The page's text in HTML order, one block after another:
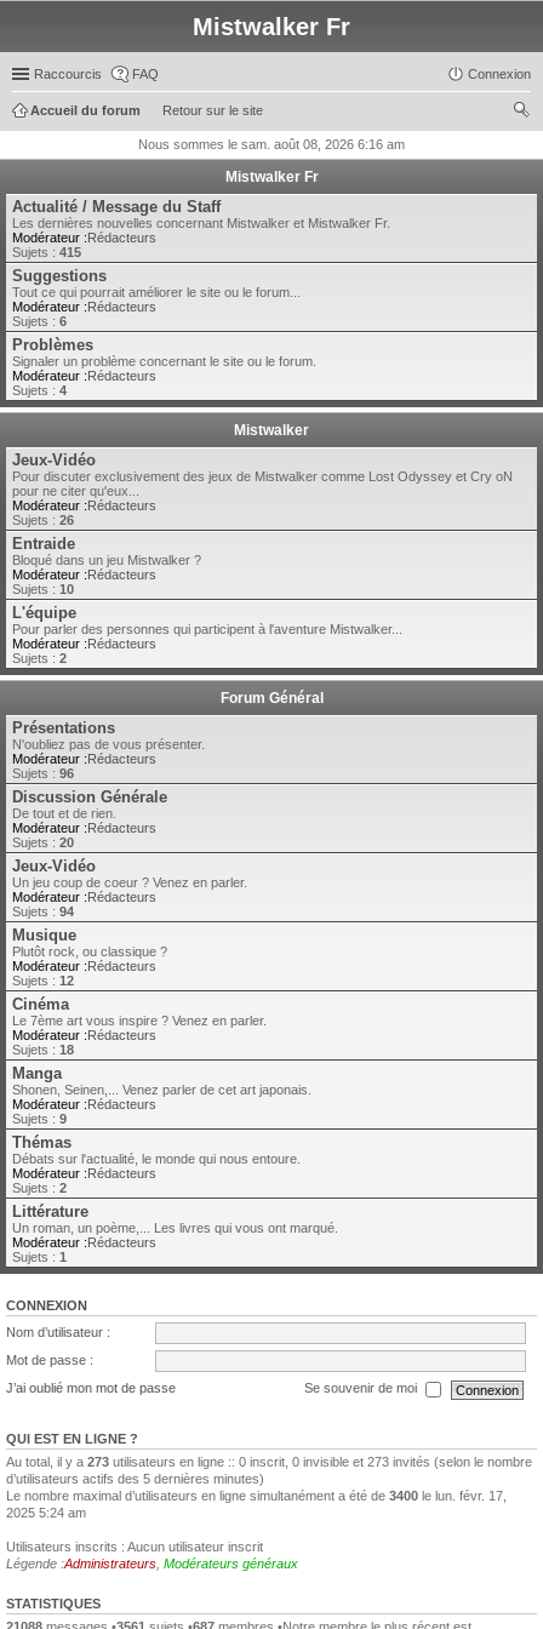
Mistwalker Fr
Raccourcis FAQ Connexion
Retour sur le site
Accueil du forum
ch
Nous sommes le sam. août 08, 2026 6:16 am
Mistwalker Fr
Actualité / Message du Staff
Les dernières nouvelles concernant Mistwalker et Mistwalker Fr.
Modérateur :Rédacteurs
Sujets : 415
Suggestions
Tout ce qui pourrait améliorer le site ou le forum...
Modérateur :Rédacteurs
Sujets : 6
Problèmes
Signaler un problème concernant le site ou le forum.
Modérateur :Rédacteurs
Sujets : 4
Mistwalker
Jeux-Vidéo
Pour discuter exclusivement des jeux de Mistwalker comme Lost Odyssey et Cry oN
pour ne citer qu'eux...
Modérateur :Rédacteurs
Sujets : 26
Entraide
Bloqué dans un jeu Mistwalker ?
Modérateur :Rédacteurs
Sujets : 10
L'équipe
Pour parler des personnes qui participent à l'aventure Mistwalker...
Modérateur :Rédacteurs
Sujets : 2
Forum Général
Présentations
N'oubliez pas de vous présenter.
Modérateur :Rédacteurs
Sujets : 96
Discussion Générale
De tout et de rien.
Modérateur :Rédacteurs
Sujets : 20
Jeux-Vidéo
Un jeu coup de coeur ? Venez en parler.
Modérateur :Rédacteurs
Sujets : 94
Musique
Plutôt rock, ou classique ?
Modérateur :Rédacteurs
Sujets : 12
Cinéma
Le 7ème art vous inspire ? Venez en parler.
Modérateur :Rédacteurs
Sujets : 18
Manga
Shonen, Seinen,... Venez parler de cet art japonais.
Modérateur :Rédacteurs
Sujets : 9
Thémas
Débats sur l'actualité, le monde qui nous entoure.
Modérateur :Rédacteurs
Sujets : 2
Littérature
Un roman, un poème,... Les livres qui vous ont marqué.
Modérateur :Rédacteurs
Sujets : 1
CONNEXION
Nom d’utilisateur :
Mot de passe :
J’ai oublié mon mot de passe
Se souvenir de moi
QUI EST EN LIGNE ?
Au total, il y a 273 utilisateurs en ligne :: 0 inscrit, 0 invisible et 273 invités (selon le nombre
d’utilisateurs actifs des 5 dernières minutes)
Le nombre maximal d’utilisateurs en ligne simultanément a été de 3400 le lun. févr. 17,
2025 5:24 am
Utilisateurs inscrits : Aucun utilisateur inscrit
Légende :Administrateurs Modérateurs généraux
STATISTIQUES